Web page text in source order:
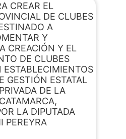
CREAR EL
DE CLUBES
A
Y
CREACIÓN Y EL
DE CLUBES
ESTABLECIMIENTOS
GESTIÓN ESTATAL
DE LA
LA DIPUTADA
PEREYRA